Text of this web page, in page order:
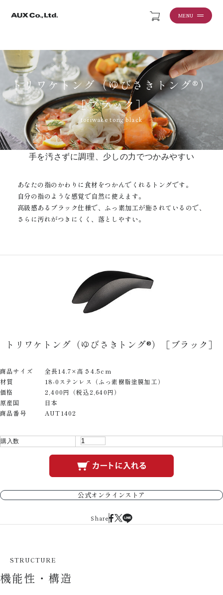
MENU
トリワケトング（ゆびさきトング®）
［ブラック］
toriwake tong black
手を汚さずに調理、少しの力でつかみやすい
あなたの指のかわりに食材をつかんでくれるトングです。
自分の指のような感覚で自然に使えます。
高級感あるブラック仕様で、ふっ素加工が施されているので、
さらに汚れがつきにくく、落としやすい。
トリワケトング（ゆびさきトング®）［ブラック］
商品サイズ
全長14.7×高さ4.5cm
材質
18-0ステンレス（ふっ素樹脂塗膜加工）
価格
2,400円（税込2,640円）
原産国
日本
商品番号
AUT1402
購入数
公式オンラインストア
Share
STRUCTURE
機能性・構造